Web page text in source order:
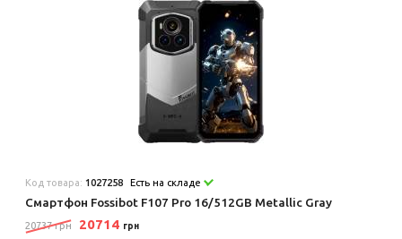
Код товара: 1027258 Есть на складе
Смартфон Fossibot F107 Pro 16/512GB Metallic Gray
20737 грн 20714 грн